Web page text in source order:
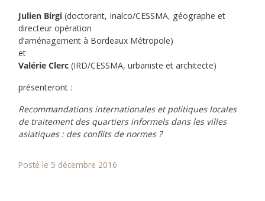
Julien Birgi (doctorant, Inalco/CESSMA, géographe et
directeur opération
d’aménagement à Bordeaux Métropole)
et
Valérie Clerc (IRD/CESSMA, urbaniste et architecte)
présenteront :
Recommandations internationales et politiques locales
de traitement des quartiers informels dans les villes
asiatiques : des conflits de normes ?
Posté le 5 décembre 2016